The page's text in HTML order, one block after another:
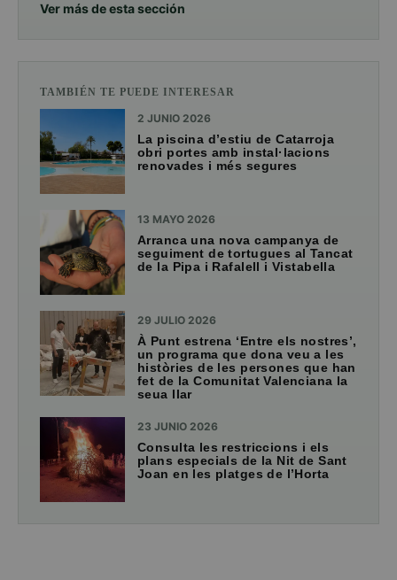
Ver más de esta sección
TAMBIÉN TE PUEDE INTERESAR
2 JUNIO 2026
La piscina d’estiu de Catarroja
obri portes amb instal·lacions
renovades i més segures
13 MAYO 2026
Arranca una nova campanya de
seguiment de tortugues al Tancat
de la Pipa i Rafalell i Vistabella
29 JULIO 2026
À Punt estrena ‘Entre els nostres’,
un programa que dona veu a les
històries de les persones que han
fet de la Comunitat Valenciana la
seua llar
23 JUNIO 2026
Consulta les restriccions i els
plans especials de la Nit de Sant
Joan en les platges de l’Horta